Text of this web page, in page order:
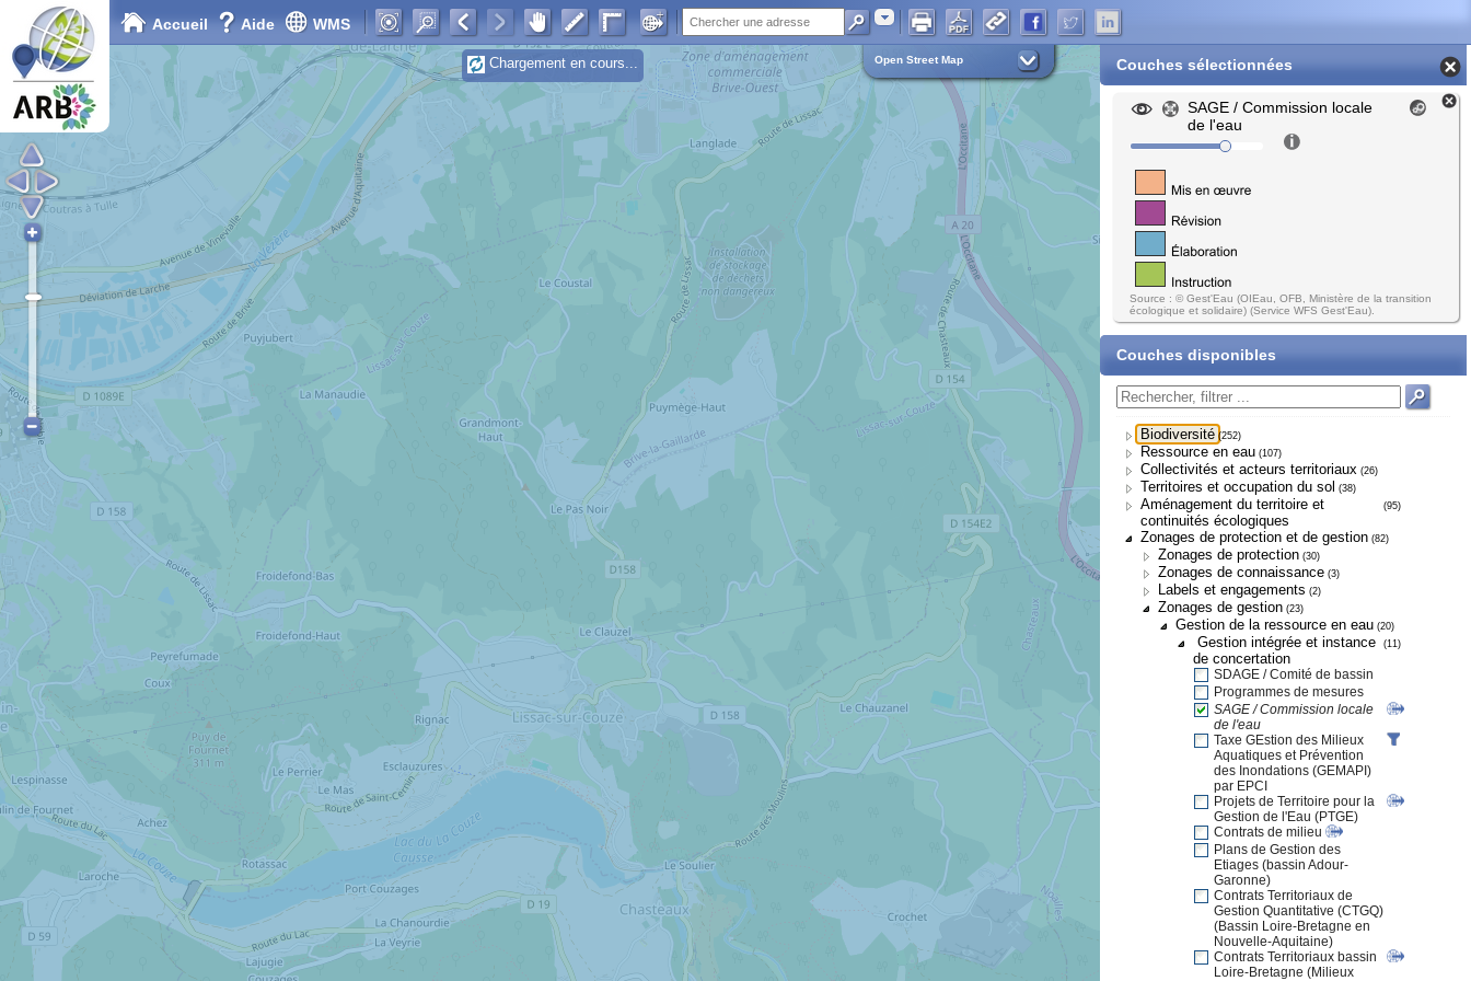
Accueil Aide WMS Adresse
Open Street Map Couches sélectionnées
SAGE / Commission locale
de l'eau
Source : © Gest'Eau (OIEau, OFB, Ministère de la transition
écologique et solidaire) (Service WFS Gest'Eau).
Couches disponibles
Biodiversité (252)
Ressource en eau (107)
Collectivités et acteurs territoriaux (26)
Territoires et occupation du sol (38)
Aménagement du territoire et
continuités écologiques
(95)
Zonages de protection et de gestion (82)
Zonages de protection (30)
Zonages de connaissance (3)
Labels et engagements (2)
Zonages de gestion (23)
Gestion de la ressource en eau (20)
Gestion intégrée et instance
de concertation
(11)
SDAGE / Comité de bassin
Programmes de mesures
SAGE / Commission locale
de l'eau
Taxe GEstion des Milieux
Aquatiques et Prévention
des Inondations (GEMAPI)
par EPCI
Projets de Territoire pour la
Gestion de l'Eau (PTGE)
Contrats de milieu
Plans de Gestion des
Etiages (bassin Adour-
Garonne)
Contrats Territoriaux de
Gestion Quantitative (CTGQ)
(Bassin Loire-Bretagne en
Nouvelle-Aquitaine)
Contrats Territoriaux bassin
Loire-Bretagne (Milieux